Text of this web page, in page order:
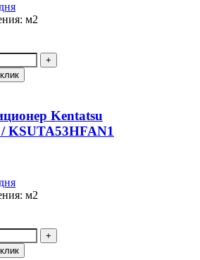
м2
Kentatsu
KSUTA53HFAN1
м2